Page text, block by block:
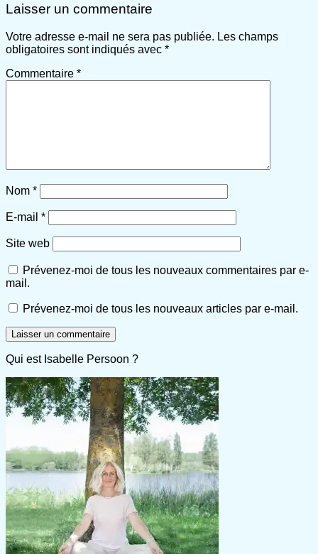
Laisser un commentaire
Votre adresse e-mail ne sera pas publiée. Les champs
obligatoires sont indiqués avec *
Commentaire *
Nom *
E-mail *
Site web
Prévenez-moi de tous les nouveaux commentaires par e-
mail.
Prévenez-moi de tous les nouveaux articles par e-mail.
Qui est Isabelle Persoon ?